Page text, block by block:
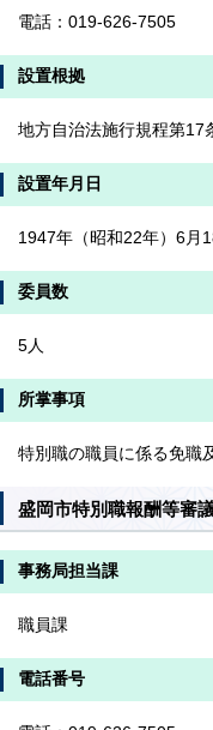
電話：019-626-7505
設置根拠
地方自治法施行規程第17
設置年月日
1947年（昭和22年）6月
委員数
5人
所掌事項
特別職の職員に係る免職
盛岡市特別職報酬等審
事務局担当課
職員課
電話番号